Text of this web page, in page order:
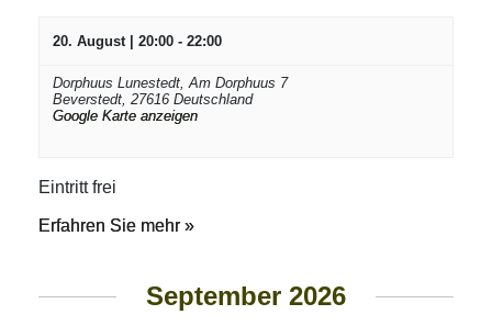
20. August | 20:00 - 22:00
Dorphuus Lunestedt, Am Dorphuus 7
Beverstedt 27616 Deutschland
Google Karte anzeigen
Eintritt frei
Erfahren Sie mehr »
September 2026